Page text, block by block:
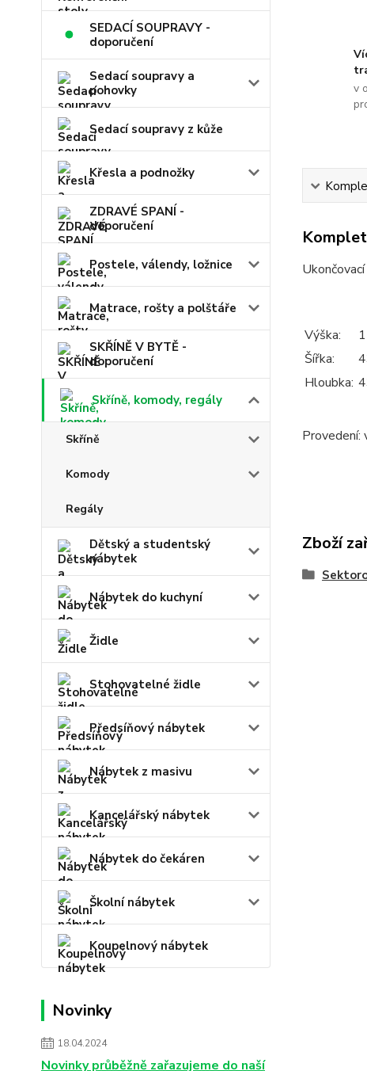
SEDACÍ SOUPRAVY -
doporučení
Sedací soupravy a
pohovky
Sedací soupravy z kůže
Křesla a podnožky
ZDRAVÉ SPANÍ -
doporučení
Postele, válendy, ložnice
Matrace, rošty a polštáře
SKŘÍNĚ V BYTĚ -
doporučení
Skříně, komody, regály
Skříně
Komody
Regály
Dětský a studentský
nábytek
Nábytek do kuchyní
Židle
Stohovatelné židle
Předsíňový nábytek
Nábytek z masivu
Kancelářský nábytek
Nábytek do čekáren
Školní nábytek
Koupelnový nábytek
Novinky
18.04.2024
Novinky průběžně zařazujeme do naší
v
Výška:
Šířka:
Hloubka:
Provedení:
Zboží